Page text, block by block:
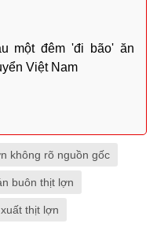
một đêm 'đi bão' ăn
Việt Nam
không rõ nguồn gốc
buôn thịt lợn
thịt lợn